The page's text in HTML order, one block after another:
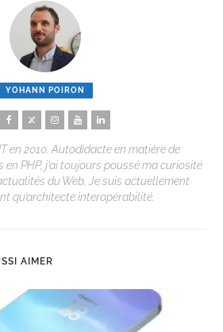
YOHANN POIRON
en 2010. Autodidacte en matière de
PHP, j’ai toujours poussé ma curiosité
du Web. Je suis actuellement
qu’architecte interopérabilité.
AIMER